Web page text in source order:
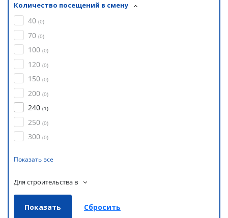
Количество посещений в смену
40 (0)
70 (0)
100 (0)
120 (0)
150 (0)
200 (0)
240 (1)
250 (0)
300 (0)
Показать все
Для строительства в